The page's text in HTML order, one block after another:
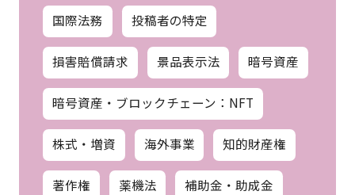
国際法務 投稿者の特定
損害賠償請求 景品表示法 暗号資産
暗号資産・ブロックチェーン：NFT
株式・増資 海外事業 知的財産権
著作権 薬機法 補助金・助成金